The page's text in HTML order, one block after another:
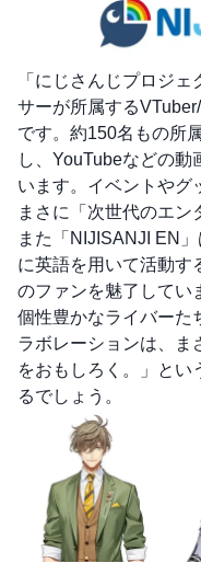
「にじさんじプロジ
サーが所属する
です。約150名もの所
し、YouTubeなどの
います。イベントやグ
まさに「次世代のエン
また「NIJISANJI EN
に英語を用いて活動す
のファンを魅了してい
個性豊かなライバーた
ラボレーションは、ま
をおもしろく。」とい
るでしょう。